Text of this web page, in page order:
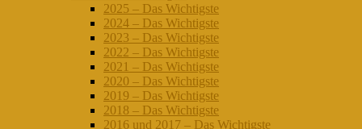
2025 – Das Wichtigste
2024 – Das Wichtigste
2023 – Das Wichtigste
2022 – Das Wichtigste
2021 – Das Wichtigste
2020 – Das Wichtigste
2019 – Das Wichtigste
2018 – Das Wichtigste
2016 und 2017 – Das Wichtigste